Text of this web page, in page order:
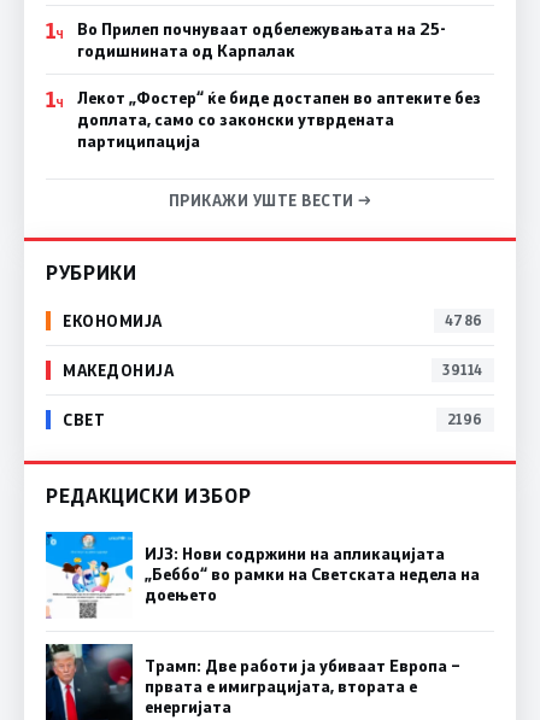
1Ч
Во Прилеп почнуваат одбележувањата на 25-
годишнината од Карпалак
1Ч
Лекот „Фостер“ ќе биде достапен во аптеките без
доплата, само со законски утврдената
партиципација
ПРИКАЖИ УШТЕ ВЕСТИ →
РУБРИКИ
ЕКОНОМИЈА 4786
МАКЕДОНИЈА 39114
СВЕТ 2196
РЕДАКЦИСКИ ИЗБОР
ИЈЗ: Нови содржини на апликацијата
„Беббо“ во рамки на Светската недела на
доењето
Трамп: Две работи ја убиваат Европа –
првата е имиграцијата, втората е
енергијата